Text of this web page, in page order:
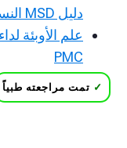
دليل MSD النسخة الاستهلاكية من دليل MSD
علم الأوبئة لداء
PMC
تمت مراجعته طبياً